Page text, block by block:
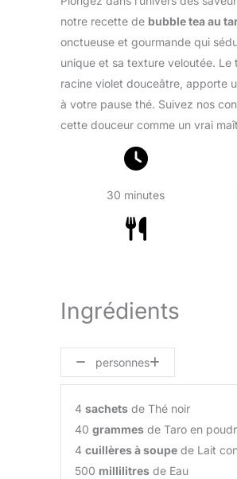
notre recette de bubble tea au
onctueuse et gourmande qui
unique et sa texture veloutée. Le
racine violet douceâtre, apporte
à votre pause thé. Suivez nos
cette douceur comme un vrai
30 minutes
Ingrédients
personnes
4 sachets de Thé noir
40 grammes de Taro en
4 cuillères à soupe de Lait
500 millilitres de Eau